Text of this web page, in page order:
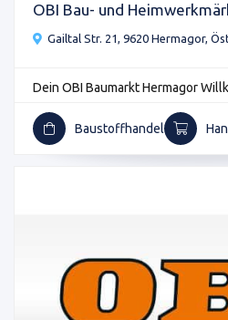
OBI Bau- und
Gailtal Str. 21, 9620 Hermagor,
Dein OBI Baumarkt Hermagor
Baustoffhandel